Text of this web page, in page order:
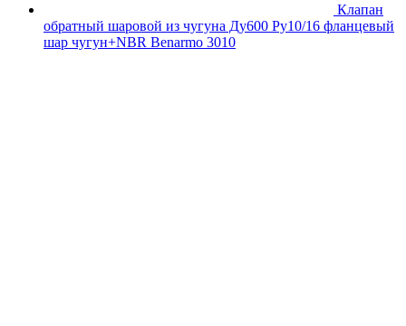
Клапан
обратный шаровой из чугуна Ду600 Ру10/16 фланцевый
шар чугун+NBR Benarmo 3010